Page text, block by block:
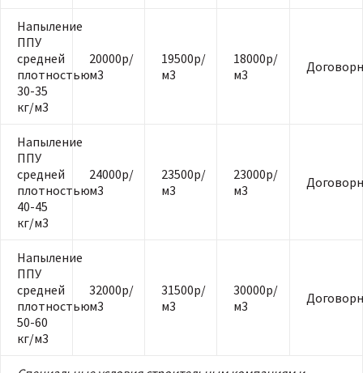
Напыление
ППУ
средней
плотностью
30-35
кг/м3
20000р/
м3
19500р/
м3
18000р/
м3
Напыление
ППУ
средней
плотностью
40-45
кг/м3
24000р/
м3
23500р/
м3
23000р/
м3
Напыление
ППУ
средней
плотностью
50-60
кг/м3
32000р/
м3
31500р/
м3
30000р/
м3